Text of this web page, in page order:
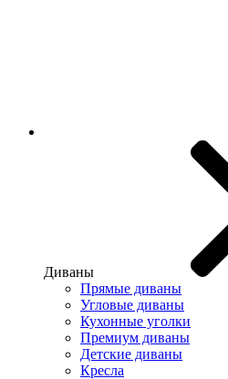
Диваны
Прямые диваны
Угловые диваны
Кухонные уголки
Премиум диваны
Детские диваны
Кресла